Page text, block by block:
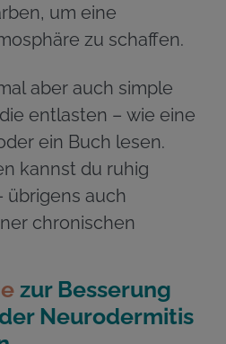
um eine
zu schaffen.
aber auch simple
entlasten – wie eine
ein Buch lesen.
kannst du ruhig
übrigens auch
chronischen
zur Besserung
Neurodermitis